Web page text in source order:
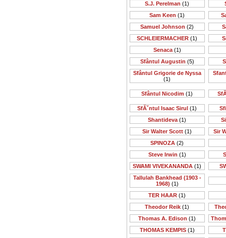
S.J. Perelman (1)
Sam Keen (1)
Samuel Johnson (2)
SCHLEIERMACHER (1)
Senaca(1)
Sfântul Augustin (5)
Sfântul Grigorie de Nyssa
(1)
Sfântul Nicodim (1)
SfĂ˘ntul Isaac Sirul (1)
Shantideva (1)
Sir Walter Scott (1)
Sir
SPINOZA (2)
Steve Irwin (1)
SWAMI VIVEKANANDA (1)
Tallulah Bankhead (1903 -
1968) (1)
TER HAAR (1)
Theodor Reik (1)
Thomas A. Edison (1)
THOMAS KEMPIS(1)